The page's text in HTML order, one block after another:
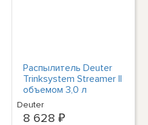
Распылитель Deuter
Trinksystem Streamer II
объемом 3,0 л
3960225
Deuter
8 628 ₽